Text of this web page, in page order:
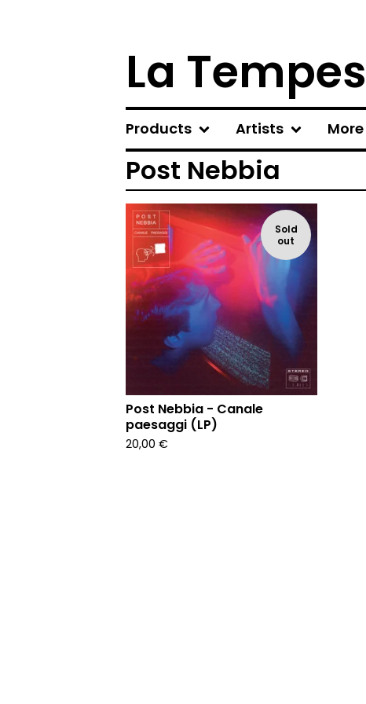
La
Products Artists More
Post Nebbia
Sold
out
Post Nebbia - Canale
paesaggi (LP)
20,00 €